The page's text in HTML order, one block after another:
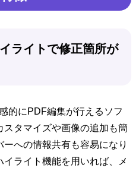
ライトで修正箇所が
的にPDF編集が行えるソフ
スタマイズや画像の追加も簡
への情報共有も容易になり
ライト機能を用いれば、メ